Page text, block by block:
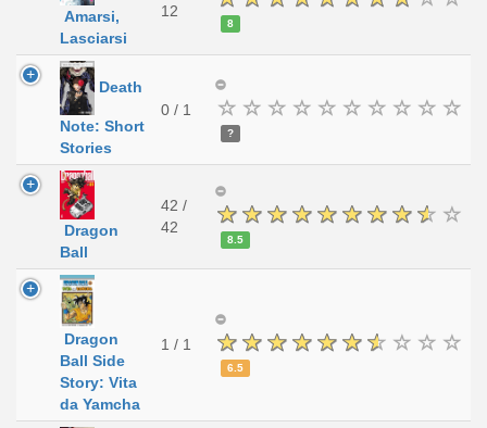
Amarsi,
Lasciarsi
12
8
Death
Note: Short
Stories
0 / 1
?
Dragon
Ball
42 /
42
8.5
Dragon
Ball Side
Story: Vita
da Yamcha
1 / 1
6.5